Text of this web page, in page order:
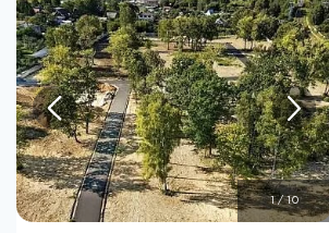
1/10